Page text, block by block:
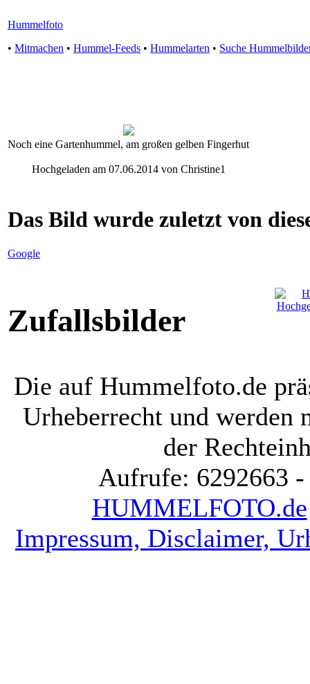
Hummelfoto
• Mitmachen • Hummel-Feeds • Hummelarten • Suche
Noch eine Gartenhummel, am großen gelben Fingerhut
Hochgeladen am 07.06.2014 von Christine1
Das Bild wurde zuletzt von
Google
Zufallsbilder
Die auf Hummelfoto.de
Urheberrecht und werden
der
Aufrufe: 6292663
HUMMELFOTO.de
Impressum, Disclaimer,